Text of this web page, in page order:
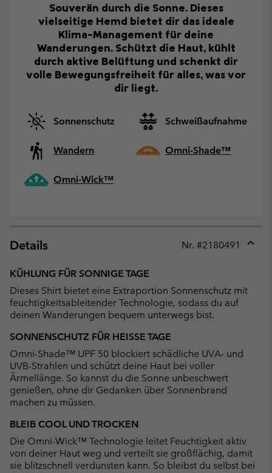
Souverän durch die Sonne. Dieses
vielseitige Hemd bietet dir das ideale
Klima-Management für deine
Wanderungen. Schützt die Haut, kühlt
durch aktive Belüftung und schenkt dir
volle Bewegungsfreiheit für alles, was vor
dir liegt.
Sonnenschutz Schweißaufnahme
Wandern Omni-Shade™
Omni-Wick™
Details Nr. #2180491
KÜHLUNG FÜR SONNIGE TAGE
Dieses Shirt bietet eine Extraportion Sonnenschutz mit
feuchtigkeitsableitender Technologie, sodass du auf
deinen Wanderungen bequem unterwegs bist.
SONNENSCHUTZ FÜR HEISSE TAGE
Omni-Shade™ UPF 50 blockiert schädliche UVA- und
UVB-Strahlen und schützt deine Haut bei voller
Ärmellänge. So kannst du die Sonne unbeschwert
genießen, ohne dir Gedanken über Sonnenbrand
machen zu müssen.
BLEIB COOL UND TROCKEN
Die Omni-Wick™ Technologie leitet Feuchtigkeit aktiv
von deiner Haut weg und verteilt sie großflächig, damit
sie blitzschnell verdunsten kann. So bleibst du selbst bei